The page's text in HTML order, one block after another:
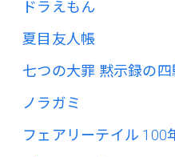
ドラえもん
夏目友人帳
七つの大罪 黙示録の四
ノラガミ
フェアリーテイル 100